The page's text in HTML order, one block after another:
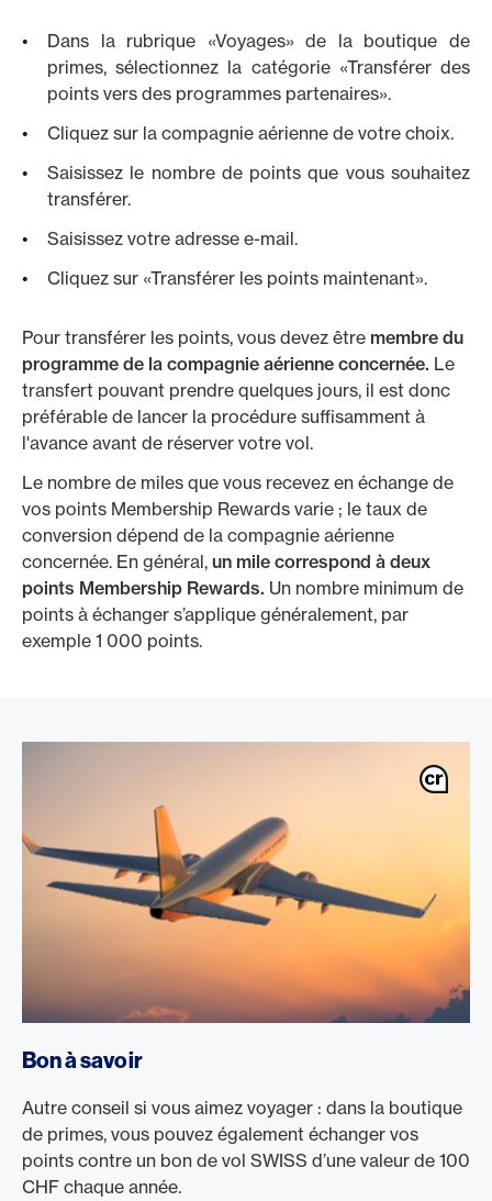
Dans la rubrique «Voyages» de la boutique de
primes, sélectionnez la catégorie «Transférer des
points vers des programmes partenaires».
Cliquez sur la compagnie aérienne de votre choix.
Saisissez le nombre de points que vous souhaitez
transférer.
Saisissez votre adresse e-mail.
Cliquez sur «Transférer les points maintenant».
Pour transférer les points, vous devez être membre du
programme de la compagnie aérienne concernée. Le
transfert pouvant prendre quelques jours, il est donc
préférable de lancer la procédure suffisamment à
l'avance avant de réserver votre vol.
Le nombre de miles que vous recevez en échange de
vos points Membership Rewards varie ; le taux de
conversion dépend de la compagnie aérienne
concernée. En général, un mile correspond à deux
points Membership Rewards. Un nombre minimum de
points à échanger s’applique généralement, par
exemple 1 000 points.
Bon à savoir
Autre conseil si vous aimez voyager : dans la boutique
de primes, vous pouvez également échanger vos
points contre un bon de vol SWISS d’une valeur de 100
CHF chaque année.